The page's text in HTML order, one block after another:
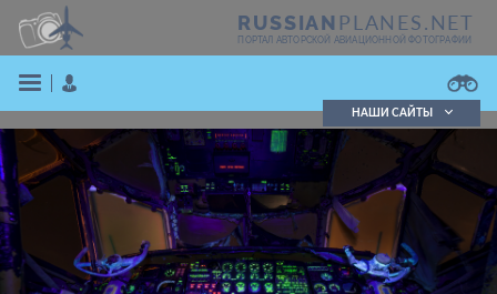
RUSSIAN PLANES.NET
ПОРТАЛ АВТОРСКОЙ АВИАЦИОННОЙ ФОТОГРАФИИ
ВОЙТИ
Поиск фотографий
Поиск в реестре
Кратко
Подробно
НАШИ САЙТЫ